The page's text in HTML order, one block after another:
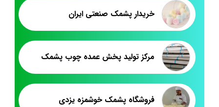
خریدار پشمک صنعتی ایران
مرکز تولید پخش عمده چوب پشمک
فروشگاه پشمک خوشمزه یزدی